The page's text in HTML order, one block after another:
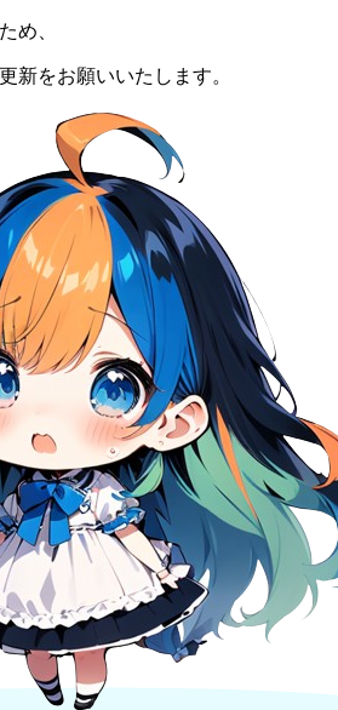
め、
新をお願いいたします。